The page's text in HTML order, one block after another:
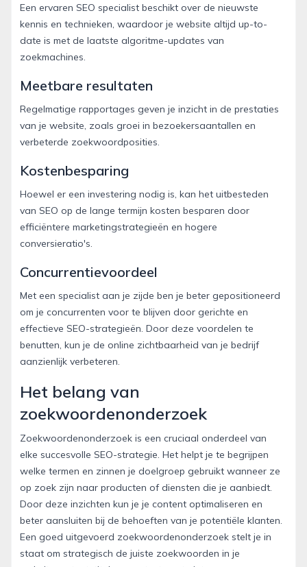
Een ervaren SEO specialist beschikt over de nieuwste
kennis en technieken, waardoor je website altijd up-to-
date is met de laatste algoritme-updates van
zoekmachines.
Meetbare resultaten
Regelmatige rapportages geven je inzicht in de prestaties
van je website, zoals groei in bezoekersaantallen en
verbeterde zoekwoordposities.
Kostenbesparing
Hoewel er een investering nodig is, kan het uitbesteden
van SEO op de lange termijn kosten besparen door
efficiëntere marketingstrategieën en hogere
conversieratio's.
Concurrentievoordeel
Met een specialist aan je zijde ben je beter gepositioneerd
om je concurrenten voor te blijven door gerichte en
effectieve SEO-strategieën. Door deze voordelen te
benutten, kun je de online zichtbaarheid van je bedrijf
aanzienlijk verbeteren.
Het belang van
zoekwoordenonderzoek
Zoekwoordenonderzoek is een cruciaal onderdeel van
elke succesvolle SEO-strategie. Het helpt je te begrijpen
welke termen en zinnen je doelgroep gebruikt wanneer ze
op zoek zijn naar producten of diensten die je aanbiedt.
Door deze inzichten kun je je content optimaliseren en
beter aansluiten bij de behoeften van je potentiële klanten.
Een goed uitgevoerd zoekwoordenonderzoek stelt je in
staat om strategisch de juiste zoekwoorden in je